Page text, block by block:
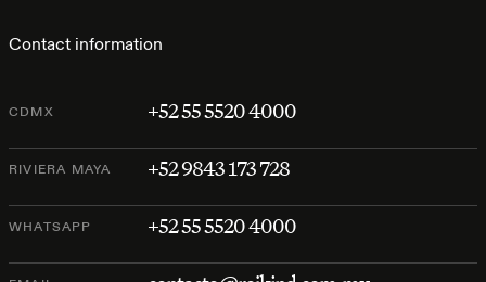
Contact information
CDMX +52 55 5520 4000
RIVIERA MAYA +52 9843 173 728
WHATSAPP +52 55 5520 4000